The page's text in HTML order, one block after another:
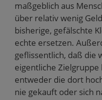
maßgeblich aus
über relativ wenig
bisherige, gefälschte
echte ersetzen.
geflissentlich, daß die
eigentliche
entweder die dort
nie gekauft oder sich